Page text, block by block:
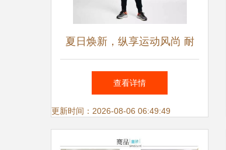
夏日焕新，纵享运动风尚 耐
克鞋服全场低至6.8折，夏季
新品同步登场
查看详情
更新时间：2026-08-06 06:49:49